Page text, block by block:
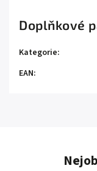
Doplňkové
Kategorie:
EAN: